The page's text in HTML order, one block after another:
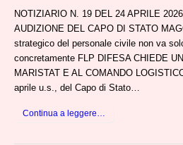
NOTIZIARIO N. 19 DEL 24 APRILE
AUDIZIONE DEL CAPO DI STATO
strategico del personale civile non va
concretamente FLP DIFESA CHIEDE
MARISTAT E AL COMANDO
aprile u.s., del Capo di Stato…
Continua a leggere…